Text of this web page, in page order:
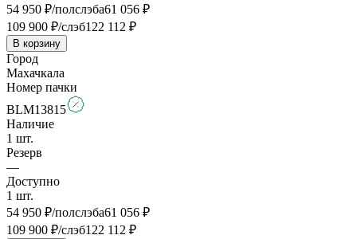
54 950 ₽/полслэба61 056 ₽
109 900 ₽/слэб122 112 ₽
В корзину
Город
Махачкала
Номер пачки
BLM13815
Наличие
1 шт.
Резерв
—
Доступно
1 шт.
54 950 ₽/полслэба61 056 ₽
109 900 ₽/слэб122 112 ₽